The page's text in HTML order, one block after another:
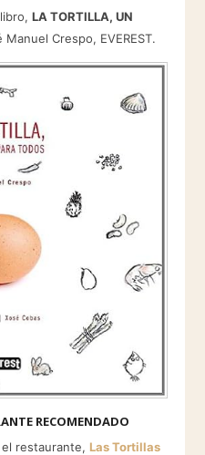
LA TORTILLA, UN
Manuel Crespo, EVEREST.
RECOMENDADO
restaurante, Las Tortillas